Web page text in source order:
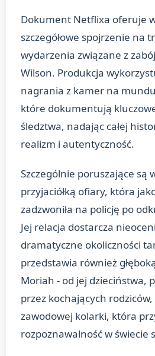
Dokument Netflixa oferuje
szczegółowe spojrzenie na
wydarzenia związane z
Wilson. Produkcja
nagrania z kamer na
które dokumentują
śledztwa, nadając całej
realizm i autentyczność.
Szczególnie poruszające są
przyjaciółką ofiary, która
zadzwoniła na policję po
Jej relacja dostarcza
dramatyczne okoliczności
przedstawia również
Moriah - od jej dzieciństwa,
przez kochających
zawodowej kolarki, która
rozpoznawalność w świecie